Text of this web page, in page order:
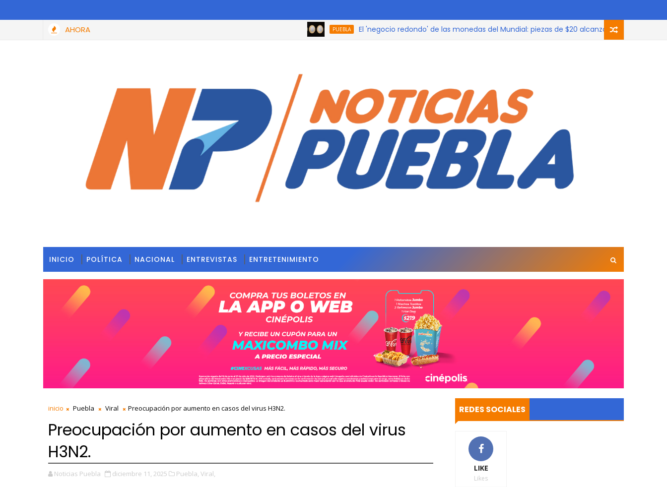
AHORA PUEBLA El 'negocio redondo' de las monedas del Mundial: piezas de $20 alcanzan los 300 pesos
INICIO POLÍTICA NACIONAL ENTREVISTAS ENTRETENIMIENTO
inicio Puebla Viral Preocupación por aumento en casos del virus H3N2.
Preocupación por aumento en casos del virus
H3N2.
Noticias Puebla diciembre 11, 2025 Puebla, Viral,
REDES SOCIALES
LIKE
Likes